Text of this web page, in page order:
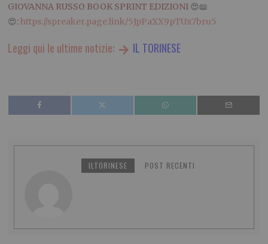
GIOVANNA RUSSO BOOK SPRINT EDIZIONI 😍📖
😍:https://spreaker.page.link/5JpPaXX9pTUx7bru5
Leggi qui le ultime notizie: IL TORINESE
ILTORINESE POST RECENTI